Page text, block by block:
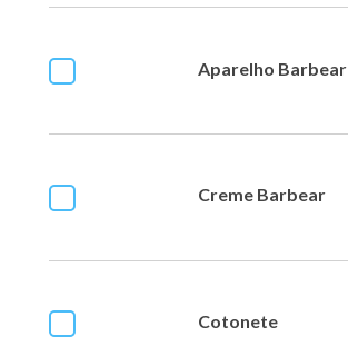
Aparelho Barbear
Creme Barbear
Cotonete